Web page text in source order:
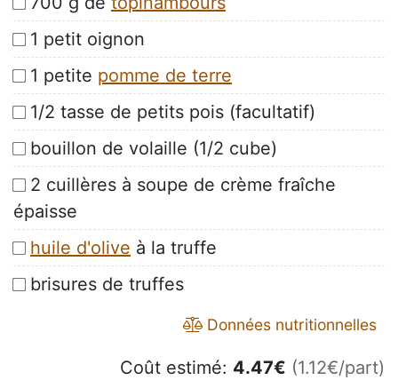
1 petit oignon
1 petite pomme de terre
1/2 tasse de petits pois (facultatif)
bouillon de volaille (1/2 cube)
2 cuillères à soupe de crème fraîche
épaisse
huile d'olive à la truffe
brisures de truffes
Données nutritionnelles
Coût estimé: 4.47€ (1.12€/part)